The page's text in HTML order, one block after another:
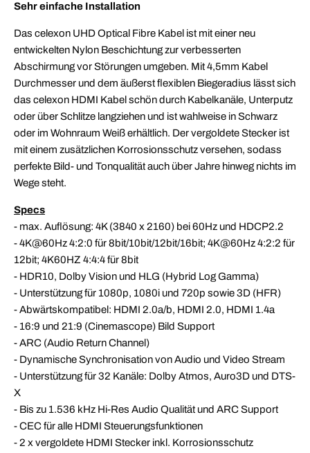
Sehr einfache Installation
Das celexon UHD Optical Fibre Kabel ist mit einer neu
entwickelten Nylon Beschichtung zur verbesserten
Abschirmung vor Störungen umgeben. Mit 4,5mm Kabel
Durchmesser und dem äußerst flexiblen Biegeradius lässt sich
das celexon HDMI Kabel schön durch Kabelkanäle, Unterputz
oder über Schlitze langziehen und ist wahlweise in Schwarz
oder im Wohnraum Weiß erhältlich. Der vergoldete Stecker ist
mit einem zusätzlichen Korrosionsschutz versehen, sodass
perfekte Bild- und Tonqualität auch über Jahre hinweg nichts im
Wege steht.
Specs
- max. Auflösung: 4K (3840 x 2160) bei 60Hz und HDCP2.2
- 4K@60Hz 4:2:0 für 8bit/10bit/12bit/16bit; 4K@60Hz 4:2:2 für
12bit; 4K60HZ 4:4:4 für 8bit
- HDR10, Dolby Vision und HLG (Hybrid Log Gamma)
- Unterstützung für 1080p, 1080i und 720p sowie 3D (HFR)
- Abwärtskompatibel: HDMI 2.0a/b, HDMI 2.0, HDMI 1.4a
- 16:9 und 21:9 (Cinemascope) Bild Support
- ARC (Audio Return Channel)
- Dynamische Synchronisation von Audio und Video Stream
- Unterstützung für 32 Kanäle: Dolby Atmos, Auro3D und DTS-
X
- Bis zu 1.536 kHz Hi-Res Audio Qualität und ARC Support
- CEC für alle HDMI Steuerungsfunktionen
- 2 x vergoldete HDMI Stecker inkl. Korrosionsschutz